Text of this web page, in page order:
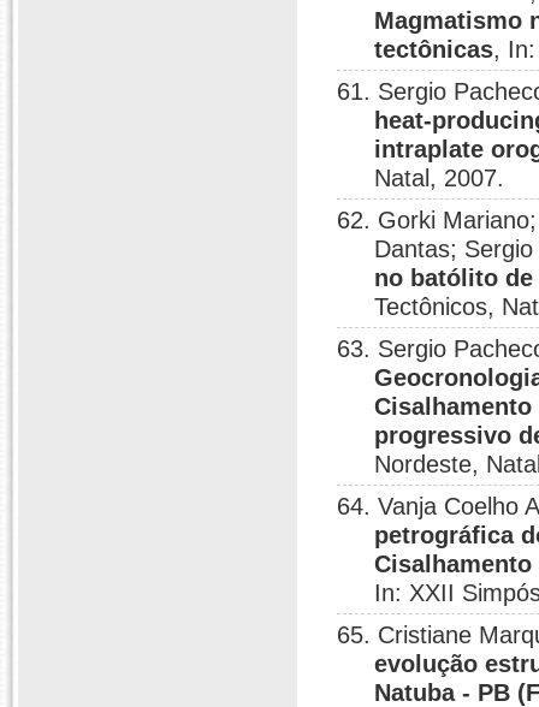
Magmatismo
tectônicas,
61. Sergio
heat-
intraplate
Natal, 2007.
62. Gorki
Dantas;
no batólito de
Tectônicos,
63. Sergio
progressivo
Nordeste,
64. Vanja Coelho
petrográfica
In: XXII
65. Cristiane
evolução
Natuba - PB